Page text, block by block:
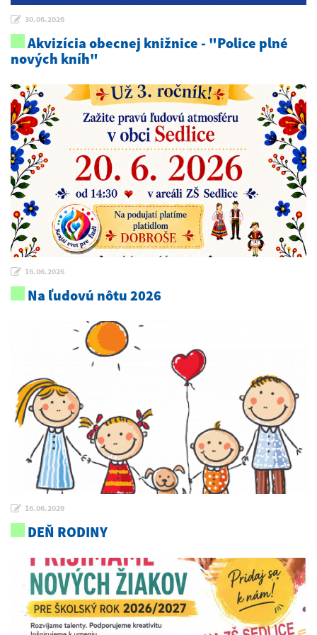
30.06.2026
Akvizícia obecnej knižnice - "Police plné
nových kníh"
16.06.2026
Na ľudovú nôtu 2026
16.06.2026
DEŇ RODINY